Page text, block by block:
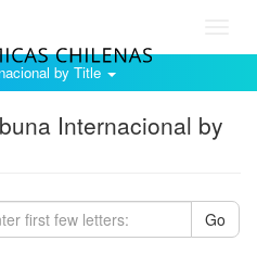
by Title
Internacional by
Go